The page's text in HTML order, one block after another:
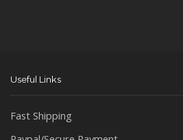
Useful Links
Fast Shipping